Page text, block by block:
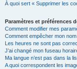
À quoi sert « Supprimer les
Paramètres et préférences
Comment modifier mes
Comment empêcher mon
Les heures ne sont pas
J’ai changé mon fuseau
Ma langue n’est pas dans la
A quoi correspondent les